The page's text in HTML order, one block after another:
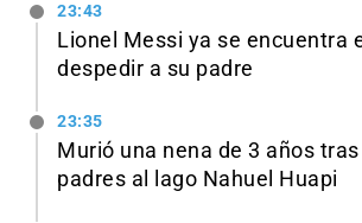
23:43
Lionel Messi ya se encuentra
despedir a su padre
23:35
Murió una nena de 3 años
padres al lago Nahuel Huapi